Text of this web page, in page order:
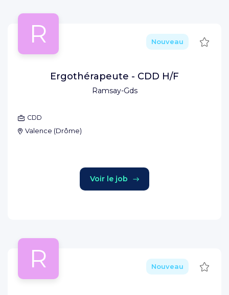
R
Ramsay-Gds
Nouveau
Ergothérapeute - CDD H/F
CDD
Valence (Drôme)
Voir le job
R Nouveau